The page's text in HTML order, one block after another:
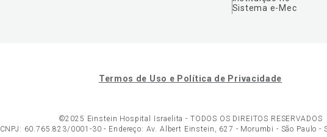
Sistema e-Mec
Termos de Uso e Política de Privacidade
©2025 Einstein Hospital Israelita - TODOS OS DIREITOS RESERVADOS
CNPJ: 60.765.823/0001-30 - Endereço: Av. Albert Einstein, 627 - Morumbi - São Paulo -